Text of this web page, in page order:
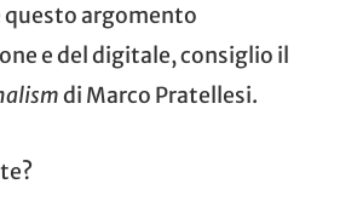
argomento
e del digitale, consiglio il
di Marco Pratellesi.